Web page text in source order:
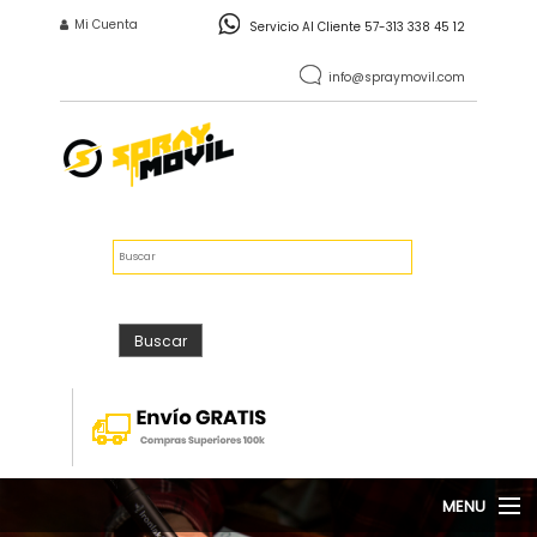
Pasar al contenido principal
INICIO DE SESIÓN
Mi Cuenta Servicio Al Cliente 57-313 338 45 12
info@spraymovil.com
FORMULARIO DE
BÚSQUEDA
Buscar
Buscar
MENU